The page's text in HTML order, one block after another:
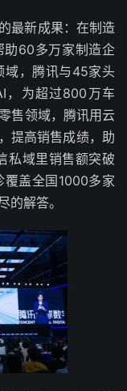
最新成果：在制造
助60多万家制造企
域，腾讯与45家头
，为超过800万车
售领域，腾讯用云
提高销售成绩，助
私域里销售额突破
覆盖全国1000多家
的解答。